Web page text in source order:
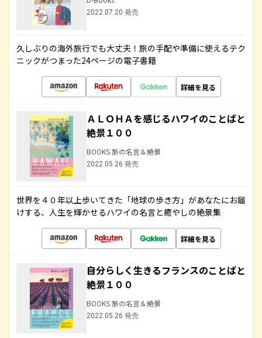
2022.07.20 発売
久しぶりの海外旅行でも大丈夫！旅の手配や準備に使えるテク
ニックがつまった24ページの電子書籍
詳細を見る
ＡＬＯＨＡを感じるハワイのことばと
絶景１００
BOOKS 旅の名言＆絶景
2022.05.26 発売
世界を４０年以上歩いてきた「地球の歩き方」があなたにお届
けする、人生を輝かせるハワイの名言と癒やしの絶景集
詳細を見る
自分らしく生きるフランスのことばと
絶景１００
BOOKS 旅の名言＆絶景
2022.05.26 発売